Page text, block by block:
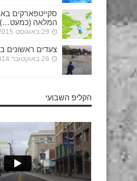
סקייטפארקים
המלאה (כמעט…)
29 באוגוסט 2015
צעדים ראשונים
26 באוקטובר 2014
הקליפ השבועי